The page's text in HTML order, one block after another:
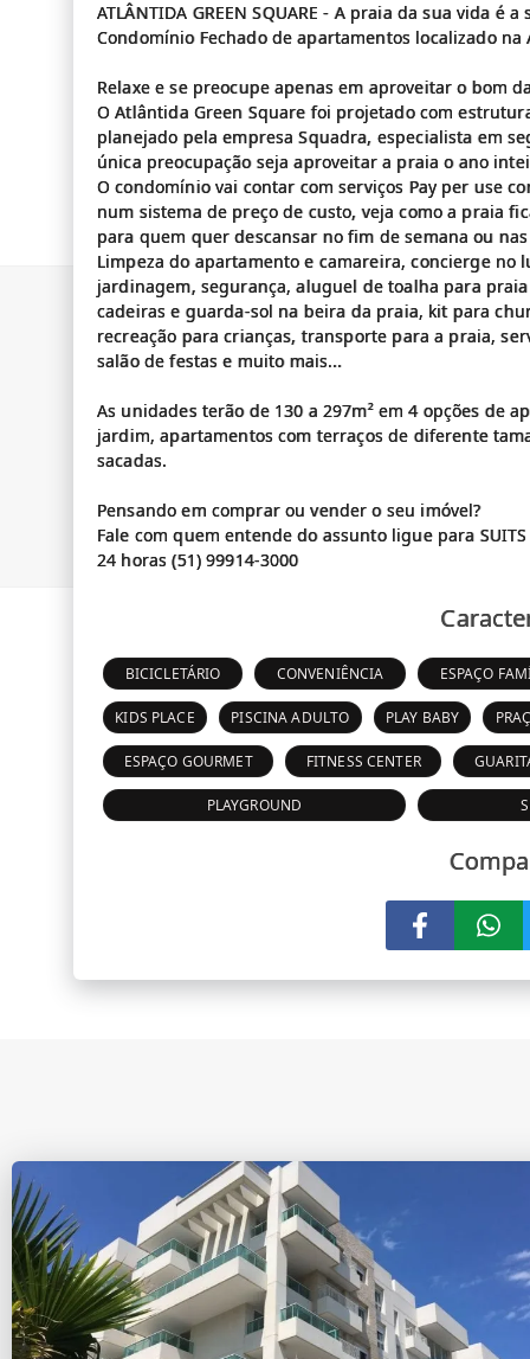
ATLÂNTIDA GREEN SQUARE - A praia da sua vida é
Condomínio Fechado de apartamentos localizado
Relaxe e se preocupe apenas em aproveitar o bom
O Atlântida Green Square foi projetado com
planejado pela empresa Squadra, especialista em
única preocupação seja aproveitar a praia o ano
O condomínio vai contar com serviços Pay per use
num sistema de preço de custo, veja como a praia
para quem quer descansar no fim de semana ou
Limpeza do apartamento e camareira, concierge
jardinagem, segurança, aluguel de toalha para
cadeiras e guarda-sol na beira da praia, kit para
recreação para crianças, transporte para a praia,
salão de festas e muito mais...
As unidades terão de 130 a 297m² em 4 opções de
jardim, apartamentos com terraços de diferente
sacadas.
Pensando em comprar ou vender o seu imóvel?
Fale com quem entende do assunto ligue para
BICICLETÁRIO CONVENIÊNCIA ESPAÇO
KIDS PLACE PISCINA ADULTO PLAY BABY
ESPAÇO GOURMET FITNESS CENTER
PLAYGROUND